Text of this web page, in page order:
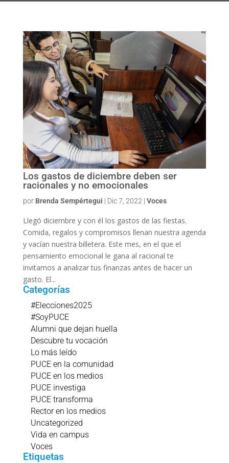
Los gastos de diciembre deben ser
racionales y no emocionales
por Brenda Sempértegui | Dic 7, 2022 | Voces
Llegó diciembre y con él los gastos de las fiestas.
Comida, regalos y compromisos llenan nuestra agenda
y vacían nuestra billetera. Este mes, en el que el
pensamiento emocional le gana al racional te
invitamos a analizar tus finanzas antes de hacer un
gasto. El...
Categorías
#Elecciones2025
#SoyPUCE
Alumni que dejan huella
Descubre tu vocación
Lo más leído
PUCE en la comunidad
PUCE en los medios
PUCE investiga
PUCE transforma
Rector en los medios
Uncategorized
Vida en campus
Voces
Etiquetas